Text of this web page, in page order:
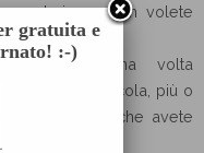
peluria se non volete
minuti
, una volta
sorta di pellicola, più o
di prodotto che avete
gratuita e
:-)